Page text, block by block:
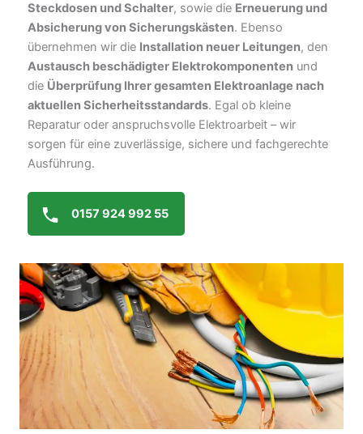
Steckdosen und Schalter, sowie die Erneuerung und
Absicherung von Sicherungskästen. Ebenso
übernehmen wir die Installation neuer Leitungen, den
Austausch beschädigter Elektrokomponenten und
die Überprüfung Ihrer gesamten Elektroanlage nach
aktuellen Sicherheitsstandards. Egal ob kleine
Reparatur oder anspruchsvolle Elektroarbeit – wir
sorgen für eine zuverlässige, sichere und fachgerechte
Ausführung.
0157 924 992 55